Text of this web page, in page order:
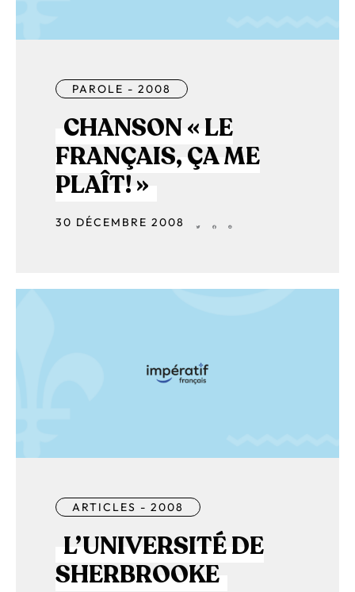
PAROLE - 2008
CHANSON « LE
FRANÇAIS, ÇA ME
PLAÎT! »
30 DÉCEMBRE 2008
ARTICLES - 2008
L’UNIVERSITÉ DE
SHERBROOKE